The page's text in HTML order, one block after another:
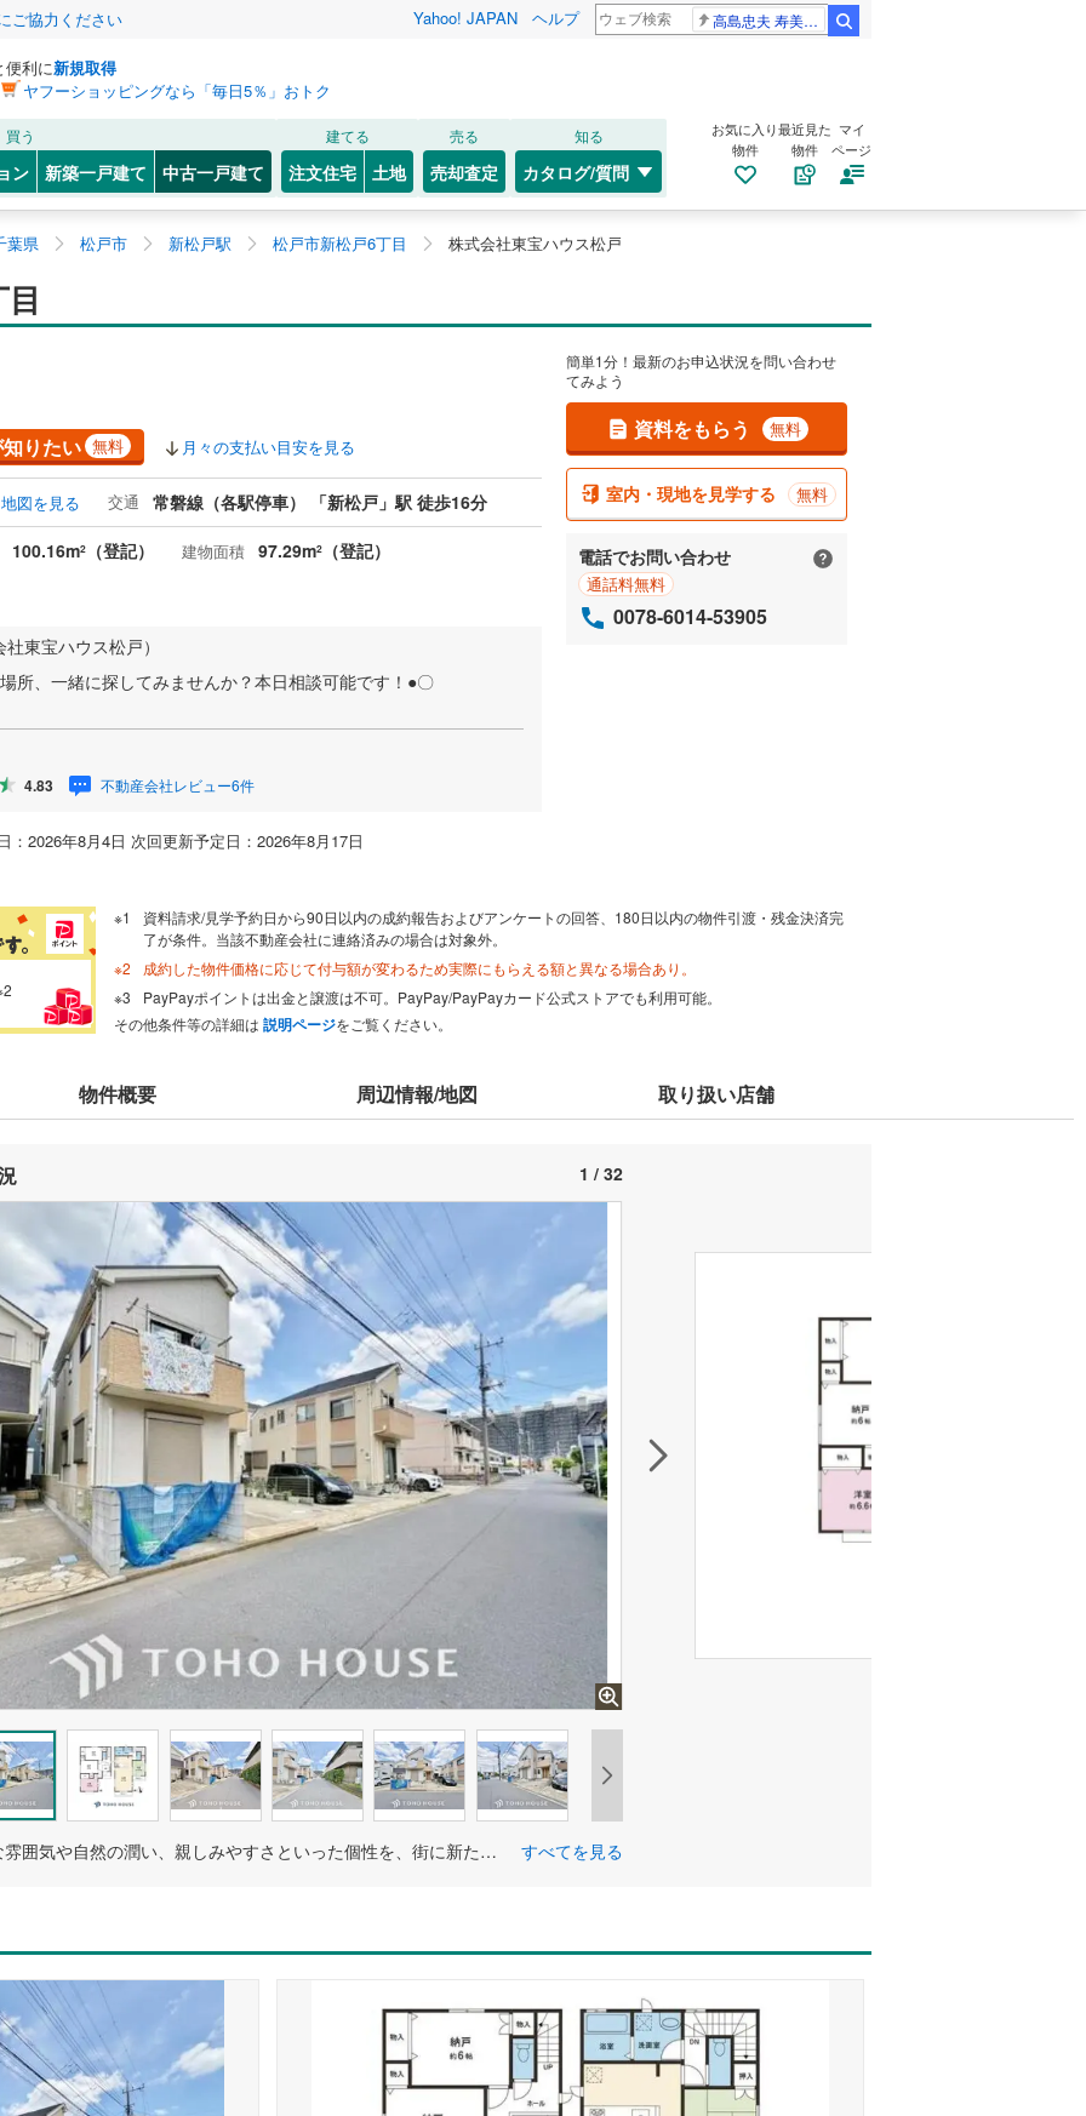
ご協力ください Yahoo! JAPAN ヘルプ 高島忠夫 寿美花代さん死去
便利に新規取得
ヤフーショッピングなら「毎日5％」おトク
買う
ン 新築一戸建て 中古一戸建て
建てる
注文住宅 土地
売る
売却査定
知る
カタログ/質問
お気に入り
物件
最近見た
物件
マイ
ページ
葉県 松戸市 新松戸駅 松戸市新松戸6丁目 株式会社東宝ハウス松戸
りたい 無料 月々の支払い目安を見る
地図を見る 交通
常磐線（各駅停車） 「新松戸」駅 徒歩16分
100.16m2 （登記） 建物面積 97.29m2 （登記）
東宝ハウス松戸）
所、一緒に探してみませんか？本日相談可能です！●〇
4.83 不動産会社レビュー6件
2026年8月4日 次回更新予定日：2026年8月17日
簡単1分！最新のお申込状況を問い合わせ
てみよう
資料をもらう 無料
室内・現地を見学する 無料
電話でお問い合わせ
通話料無料
0078-6014-53905
資料請求/見学予約日から90日以内の成約報告およびアンケートの回答、180日以内の物件引渡・残金決済完
了が条件。当該不動産会社に連絡済みの場合は対象外。
成約した物件価格に応じて付与額が変わるため実際にもらえる額と異なる場合あり。
PayPayポイントは出金と譲渡は不可。PayPay/PayPayカード公式ストアでも利用可能。
その他条件等の詳細は 説明ページをご覧ください。
物件概要 周辺情報/地図 取り扱い店舗
1 / 32
おしゃれな雰囲気や自然の潤い、親しみやすさといった個性を、街に新たな価値を齎し続けることでしょう。 すべてを見る